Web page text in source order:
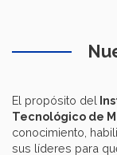
El propósito del
Tecnológico de
conocimiento,
sus líderes para